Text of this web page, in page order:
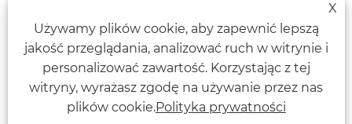
X
Używamy plików cookie, aby zapewnić lepszą
jakość przeglądania, analizować ruch w witrynie i
personalizować zawartość. Korzystając z tej
witryny, wyrażasz zgodę na używanie przez nas
plików cookie.Polityka prywatności